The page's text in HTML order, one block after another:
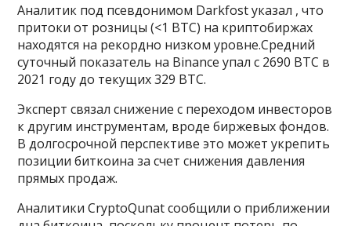
Аналитик под псевдонимом Darkfost указал , что
притоки от розницы (<1 BTC) на криптобиржах
находятся на рекордно низком уровне.Средний
суточный показатель на Binance упал с 2690 BTC в
2021 году до текущих 329 BTC.
Эксперт связал снижение с переходом инвесторов
к другим инструментам, вроде биржевых фондов.
В долгосрочной перспективе это может укрепить
позиции биткоина за счет снижения давления
прямых продаж.
Аналитики CryptoQunat сообщили о приближении